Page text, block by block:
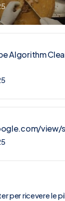
Algorithm
view/
per ricevere le